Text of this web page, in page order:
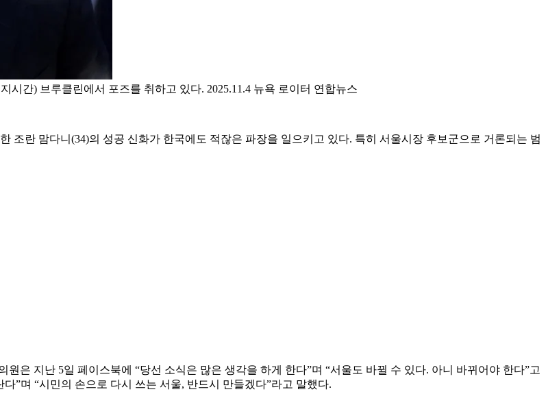
간) 브루클린에서 포즈를 취하고 있다. 2025.11.4 뉴욕 로이터 연합뉴스
조란 맘다니(34)의 성공 신화가 한국에도 적잖은 파장을 일으키고 있다. 특히 서울시장 후보군으로 거론되는 범
은 지난 5일 페이스북에 “당선 소식은 많은 생각을 하게 한다”며 “서울도 바뀔 수 있다. 아니 바뀌어야 한다”고
”며 “시민의 손으로 다시 쓰는 서울, 반드시 만들겠다”라고 말했다.